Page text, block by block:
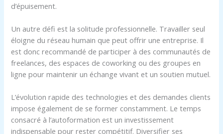
d’épuisement.
Un autre défi est la solitude professionnelle. Travailler seul
éloigne du réseau humain que peut offrir une entreprise. Il
est donc recommandé de participer à des communautés de
freelances, des espaces de coworking ou des groupes en
ligne pour maintenir un échange vivant et un soutien mutuel.
L’évolution rapide des technologies et des demandes clients
impose également de se former constamment. Le temps
consacré à l’autoformation est un investissement
indispensable pour rester compétitif. Diversifier ses